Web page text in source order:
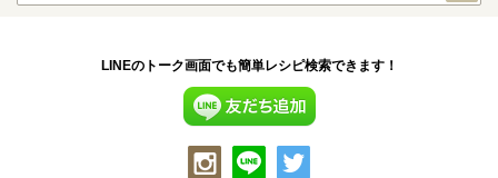
LINEのトーク画面でも簡単レシピ検索できます！